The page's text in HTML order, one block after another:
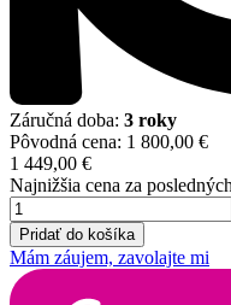
Záručná doba: 3 roky
Pôvodná cena: 1 800,00 €
1 449,00 €
Najnižšia cena za
množstvo
Naitec
New
Smart
5
Pridať do košíka
Mám záujem, zavolajte mi